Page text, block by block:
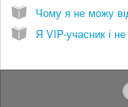
Чому я не можу